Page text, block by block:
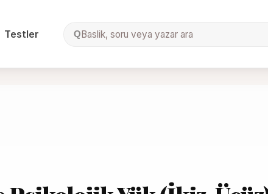
Testler QBaslik, soru veya yazar ara